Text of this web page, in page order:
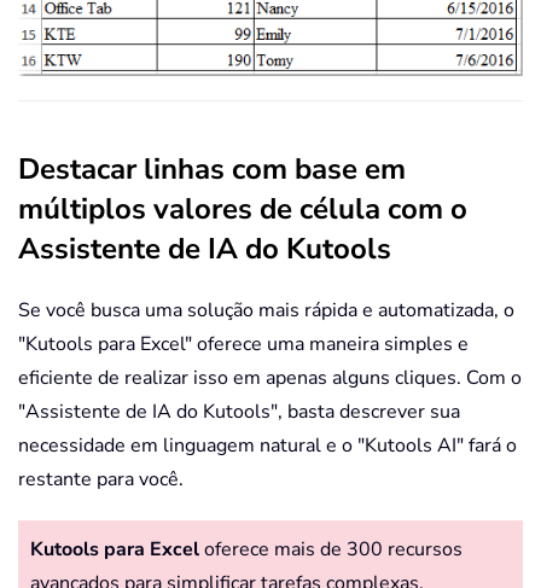
Destacar linhas com base em
múltiplos valores de célula com o
Assistente de IA do Kutools
Se você busca uma solução mais rápida e automatizada, o
"Kutools para Excel" oferece uma maneira simples e
eficiente de realizar isso em apenas alguns cliques. Com o
"Assistente de IA do Kutools", basta descrever sua
necessidade em linguagem natural e o "Kutools AI" fará o
restante para você.
Kutools para Exceloferece mais de 300 recursos